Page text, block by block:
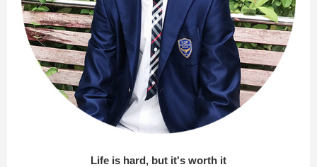
Life is hard, but it's worth it